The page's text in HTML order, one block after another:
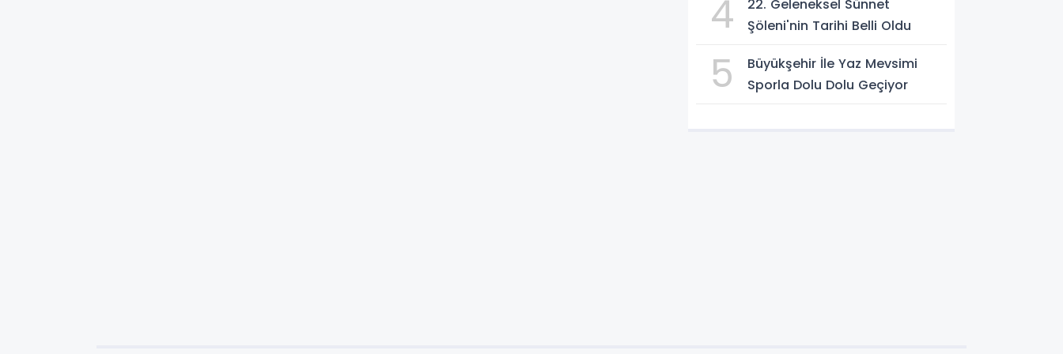
4
22. Geleneksel Sünnet
Şöleni'nin Tarihi Belli Oldu
5
Büyükşehir İle Yaz Mevsimi
Sporla Dolu Dolu Geçiyor